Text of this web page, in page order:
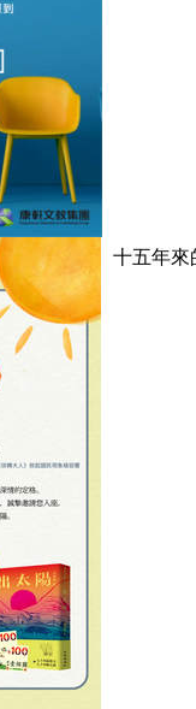
十五年來